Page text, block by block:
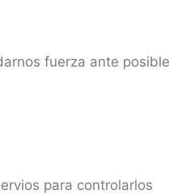
fuerza ante
para controlarlos